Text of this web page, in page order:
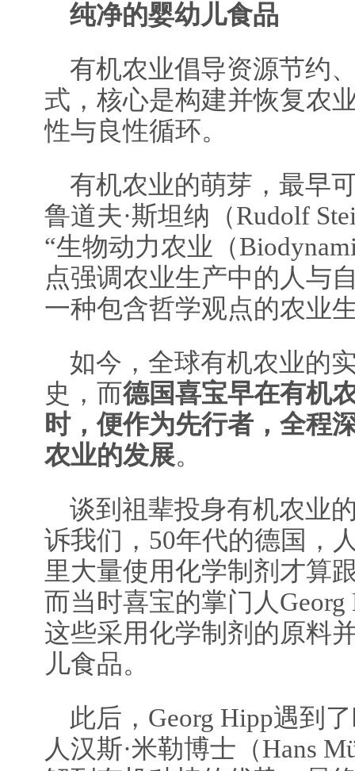
纯净的婴幼儿食品
有机农业倡导资源节约
式，核心是构建并恢复农
性与良性循环。
有机农业的萌芽，最早
鲁道夫·斯坦纳（Rudolf
“生物动力农业（
点强调农业生产中的人与
一种包含哲学观点的农业
如今，全球有机农业的
史，而德国喜宝早在有机
时，便作为先行者，全程
农业的发展。
谈到祖辈投身有机农业
诉我们，50年代的德国，
里大量使用化学制剂才算
而当时喜宝的掌门人
这些采用化学制剂的原料
儿食品。
此后，Georg Hipp遇到
人汉斯·米勒博士（Hans